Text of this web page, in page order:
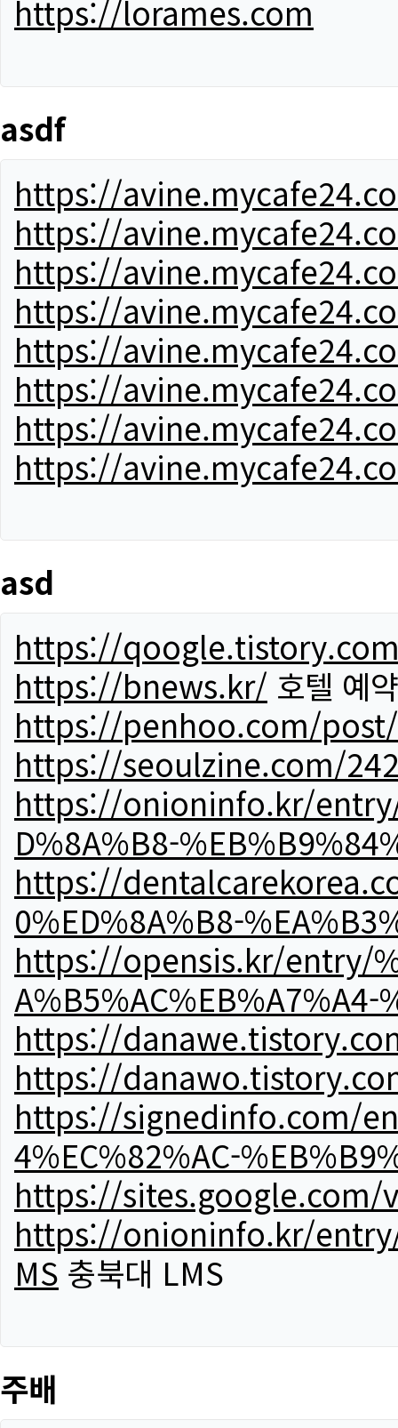
https://lorames.com
asdf
https://
https://
https://
https://
https://
https://
https://
https://
asd
https://
https://bnews.kr/ 호텔 예약
https://penhoo.com/
https://seoulzine.com/
https://onioninfo.kr/entry/
D%8A%B8-
https://
0%ED%8A%B8-
https://opensis.kr/entry/
A%B5%AC%EB%A7%A4-
https://
https://
https://signedinfo.com/
4%EC%82%AC-
https://sites.google.com/
https://onioninfo.kr/entry/
MS 충북대 LMS
주배